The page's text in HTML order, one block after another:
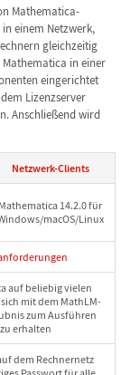
Mathematica-
einem Netzwerk,
gleichzeitig
in einer
eingerichtet
Lizenzserver
Anschließend wird
Netzwerk-Clients
Mathematica 14.2.0 für
macOS/Linux
auf beliebig vielen
mit dem MathLM-
zum Ausführen
erhalten
dem Rechnernetz